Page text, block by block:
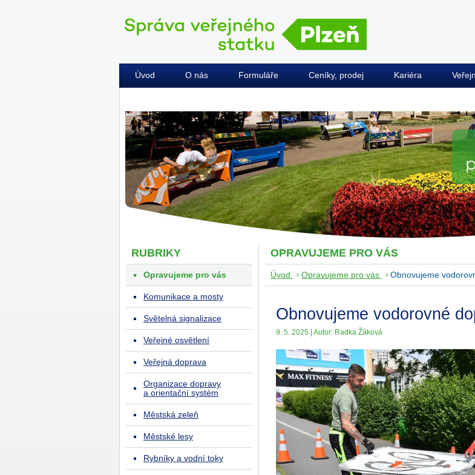
Úvod O nás Formuláře Ceníky, prodej Kariéra
OPRAVUJEME PRO VÁS
Úvod Opravujeme pro vás Obnovujeme
Obnovujeme vodorovné
9. 5. 2025 | Autor: Radka Žáková
RUBRIKY
Opravujeme pro vás
Komunikace a mosty
Světelná signalizace
Veřejné osvětlení
Veřejná doprava
Organizace dopravy
a orientační systém
Městská zeleň
Městské lesy
Rybníky a vodní toky